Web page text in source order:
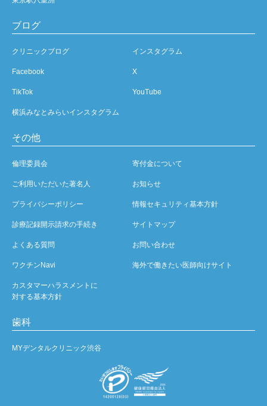
ブログ
クリニックブログ インスタグラム
Facebook X
TikTok YouTube
横浜みなとみらいインスタグラム
その他
倫理委員会 寄付金について
ご利用いただいた著名人 お知らせ
プライバシーポリシー 情報セキュリティ基本方針
診療記録開示請求の手続き サイトマップ
よくある質問 お問い合わせ
ワクチンNavi 海外で働きたい医師向けサイト
カスタマーハラスメントに
対する基本方針
歯科
MYデンタルクリニック渋谷